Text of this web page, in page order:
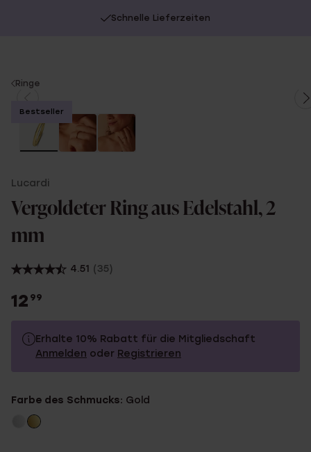
Schnelle Lieferzeiten
You
here:
Ringe
Bestseller
Lucardi
Vergoldeter Ring aus Edelstahl, 2
mm
4.51 (35)
12 99
Erhalte 10% Rabatt für die Mitgliedschaft
Anmelden oder Registrieren
Ohne Mitgliederrabatt
Farbe des Schmucks: Gold